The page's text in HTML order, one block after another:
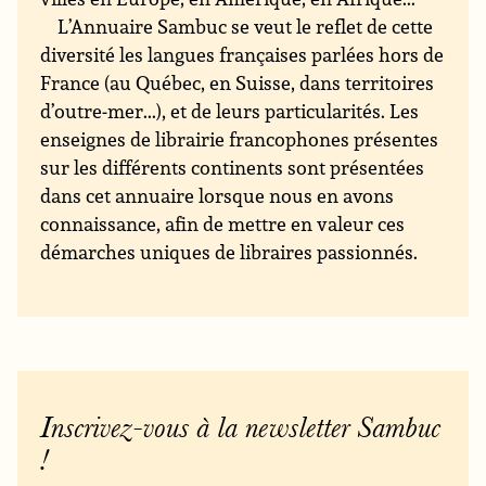
L’Annuaire Sambuc se veut le reflet de cette
diversité les langues françaises parlées hors de
France (au Québec, en Suisse, dans territoires
d’outre-mer...), et de leurs particularités. Les
enseignes de librairie francophones présentes
sur les différents continents sont présentées
dans cet annuaire lorsque nous en avons
connaissance, afin de mettre en valeur ces
démarches uniques de libraires passionnés.
Inscrivez-vous à la newsletter Sambuc
!